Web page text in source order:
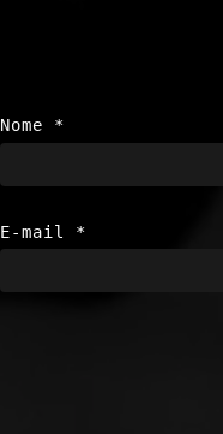
Nome *
E-mail *